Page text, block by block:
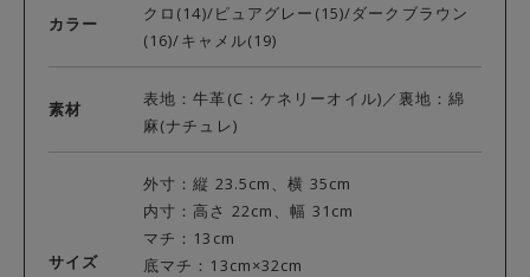
カラー
クロ(14)/ピュアグレー(15)/ダークブラウン
(16)/キャメル(19)
素材
表地：牛革(C：ケネリーオイル)／裏地：綿
麻(ナチュレ)
サイズ
外寸：縦 23.5cm、横 35cm
内寸：高さ 22cm、幅 31cm
マチ：13cm
底マチ：13cm×32cm